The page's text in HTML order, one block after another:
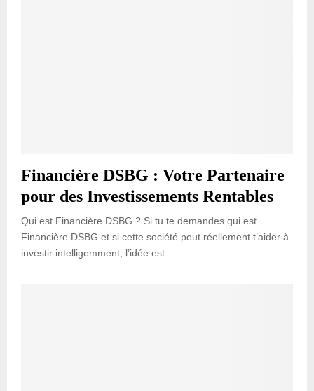
Financière DSBG : Votre Partenaire
pour des Investissements Rentables
Qui est Financière DSBG ? Si tu te demandes qui est
Financière DSBG et si cette société peut réellement t’aider à
investir intelligemment, l’idée est...